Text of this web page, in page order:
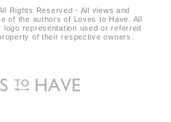
Rights Reserved - All views and
of the authors of Loves to Have. All
representation used or referred
of their respective owners.